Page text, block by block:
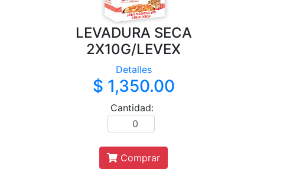
LEVADURA SECA
2X10G/LEVEX
Detalles
$ 1,350.00
Cantidad:
Comprar